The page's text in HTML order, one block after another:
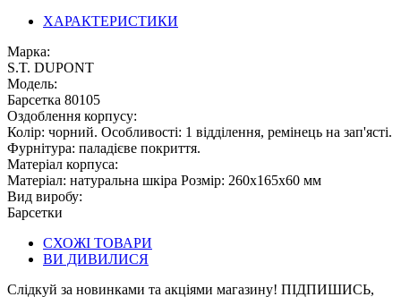
ХАРАКТЕРИСТИКИ
Марка:
S.T. DUPONT
Модель:
Барсетка 80105
Оздоблення корпусу:
Колір: чорний. Особливості: 1 відділення, ремінець на зап'ясті.
Фурнітура: паладієве покриття.
Матеріал корпуса:
Матеріал: натуральна шкіра Розмір: 260х165х60 мм
Вид виробу:
Барсетки
СХОЖІ ТОВАРИ
ВИ ДИВИЛИСЯ
Слідкуй за новинками та акціями магазину! ПІДПИШИСЬ,